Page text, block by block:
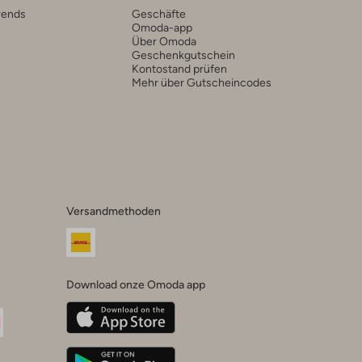
Geschäfte
Omoda-app
Über Omoda
Geschenkgutschein
Kontostand prüfen
Mehr über Gutscheincodes
Versandmethoden
Download onze Omoda app